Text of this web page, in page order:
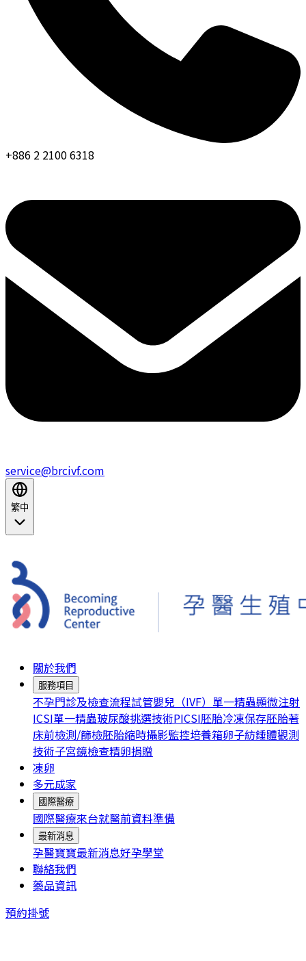
+886 2 2100 6318
service@brcivf.com
繁中
關於我們
服務項目
不孕門診及檢查流程試管嬰兒（IVF） 單一精蟲顯微注射
ICSI單一精蟲玻尿酸挑選技術PICSI胚胎冷凍保存胚胎著
床前檢測/篩檢胚胎縮時攝影監控培養箱卵子紡錘體觀測
技術子宮鏡檢查精卵捐贈
凍卵
多元成家
國際醫療
國際醫療來台就醫前資料準備
最新消息
孕醫寶寶最新消息好孕學堂
聯絡我們
藥品資訊
預約掛號